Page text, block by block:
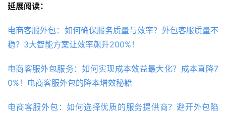
延展阅读：
电商客服外包：如何确保服务质量与效率？外包客服质量不
稳？3大智能方案让效率飙升200%！
电商客服外包服务：如何实现成本效益最大化？成本直降7
0%！电商客服外包的降本增效秘籍
电商客服外包：如何选择优质的服务提供商？避开外包陷